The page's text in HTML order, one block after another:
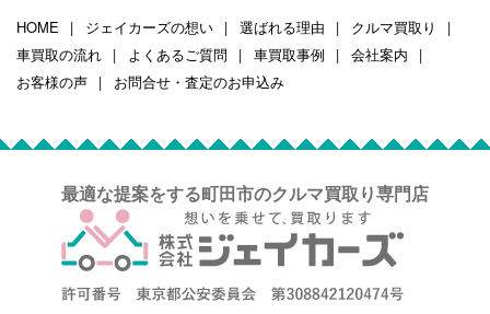
HOME ジェイカーズの想い 選ばれる理由
クルマ買取り
車買取の流れ
よくあるご質問 車買取事例
会社案内
お客様の声
お問合せ・査定のお申込み
最適な提案をする町田市のクルマ買取り専門店